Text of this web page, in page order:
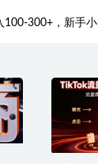
300+，新手小